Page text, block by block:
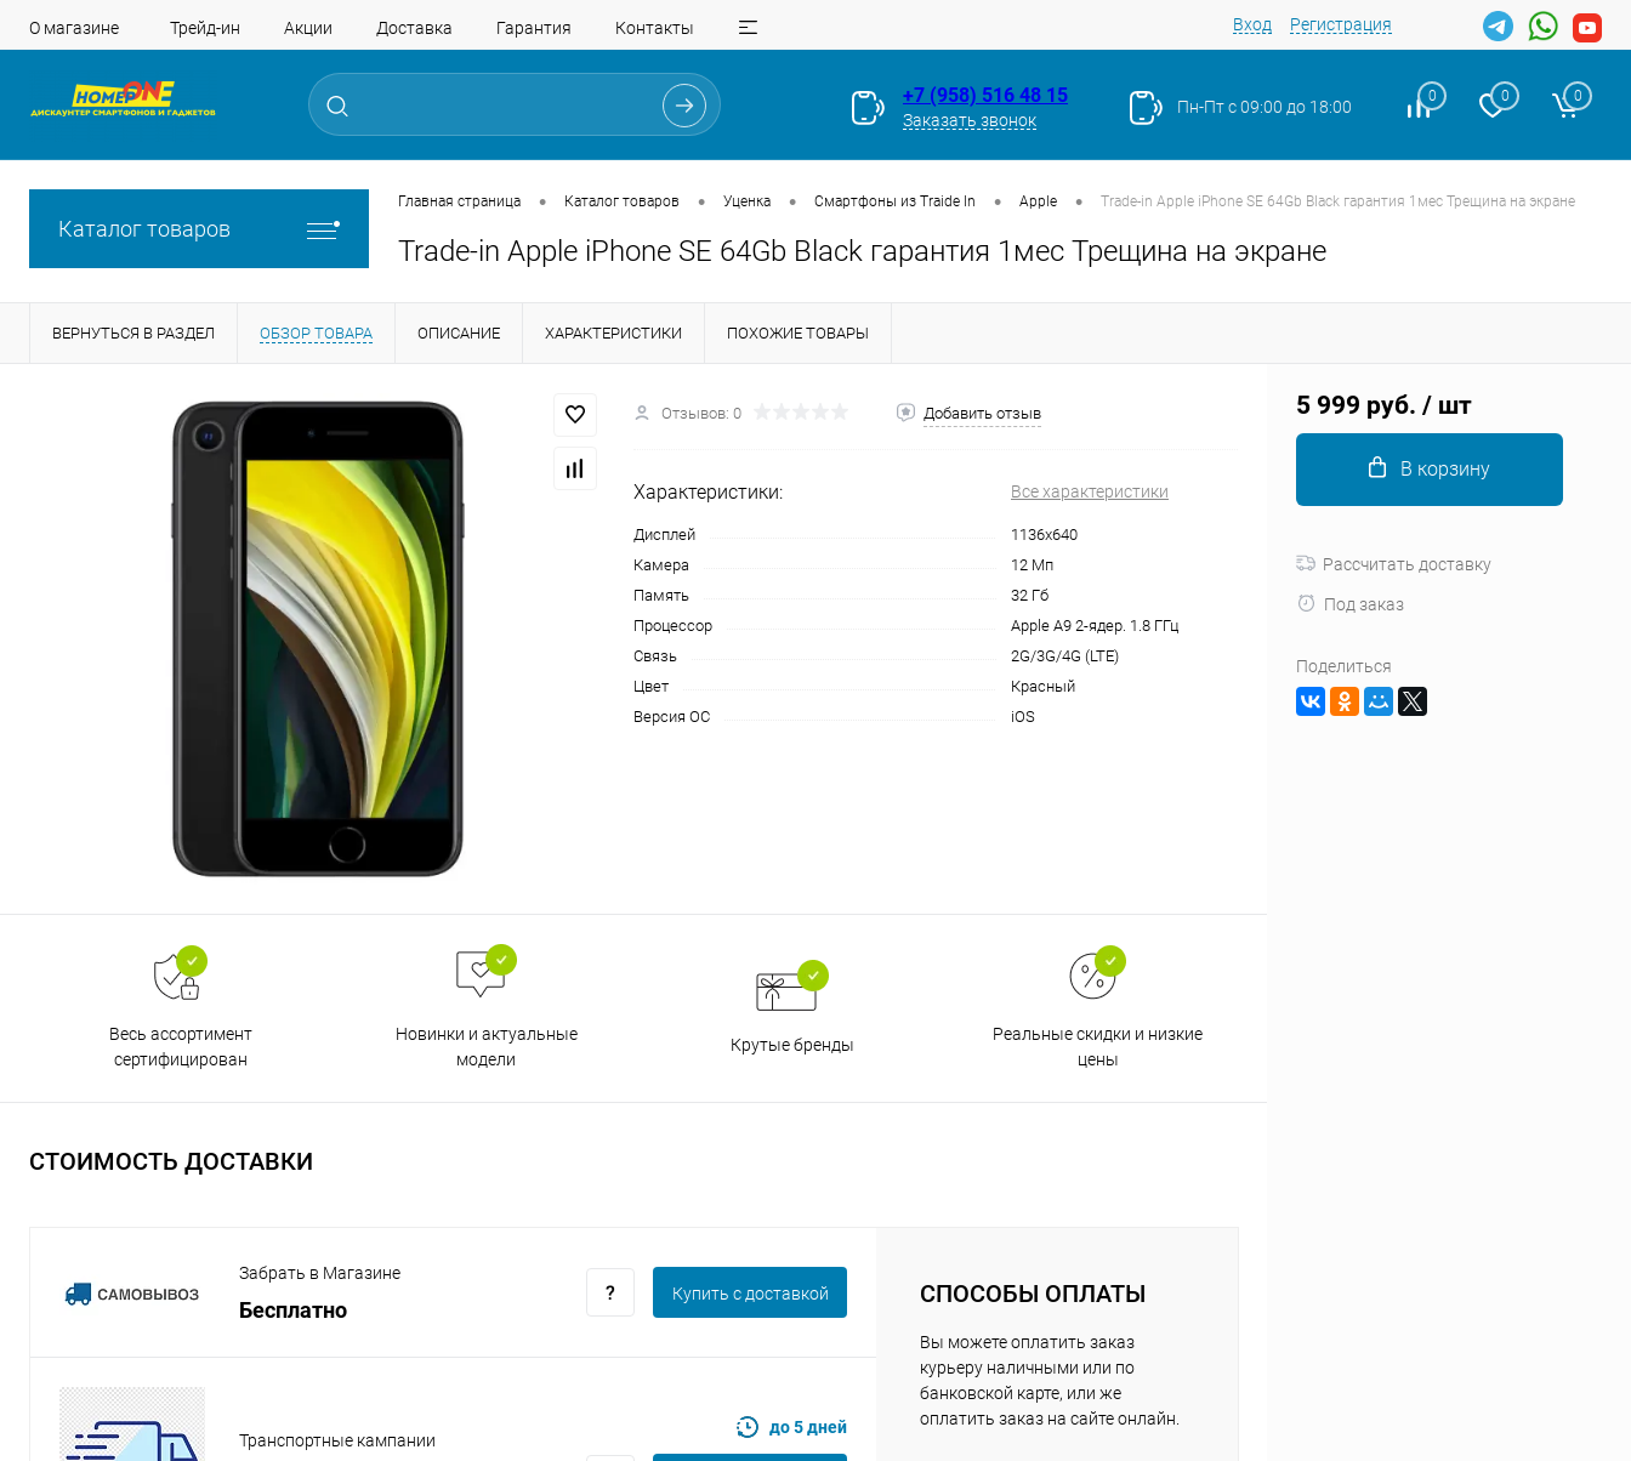
О магазине Трейд-ин Акции Доставка Гарантия Контакты Вход Регистрация
+7 (958) 516 48 15
Заказать звонок
Пн-Пт с 09:00 до 18:00
0 0 0
Каталог товаров
Главная страница • Каталог товаров • Уценка • Смартфоны из Traide In • Apple • Trade-in Apple iPhone SE 64Gb Black гарантия 1мес Трещина на экране
Trade-in Apple iPhone SE 64Gb Black гарантия 1мес Трещина на экране
ВЕРНУТЬСЯ В РАЗДЕЛ ОБЗОР ТОВАРА ОПИСАНИЕ ХАРАКТЕРИСТИКИ ПОХОЖИЕ ТОВАРЫ
Отзывов: 0 Добавить отзыв
Характеристики: Все характеристики
Дисплей
1136x640
Камера
12 Мп
Память
32 Гб
Процессор
Apple A9 2-ядер. 1.8 ГГц
Связь
2G/3G/4G (LTE)
Цвет
Красный
Версия ОС
iOS
Весь ассортимент
сертифицирован
Новинки и актуальные
модели
Крутые бренды
Реальные скидки и низкие
цены
СТОИМОСТЬ ДОСТАВКИ
Забрать в Магазине
Бесплатно
Купить c доставкой
Транспортные кампании
до 5 дней
СПОСОБЫ ОПЛАТЫ
Вы можете оплатить заказ
курьеру наличными или по
банковской карте, или же
оплатить заказ на сайте онлайн.
5 999 руб. / шт
В корзину
Рассчитать доставку
Под заказ
Поделиться
Для клиентов всех банков
Разбейтеоплату
на частибез переплат
График платежей
Добавляйте товарыв корзину
Оплачивайте сегодня только
% картой любого банка